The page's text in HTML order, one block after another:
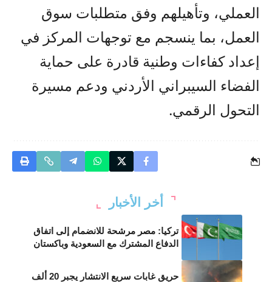
العملي، وتأهيلهم وفق متطلبات سوق
العمل، بما ينسجم مع توجهات المركز في
إعداد كفاءات وطنية قادرة على حماية
الفضاء السيبراني الأردني ودعم مسيرة
التحول الرقمي.
أخر الأخبار
تركيا: مصر مرشحة للانضمام إلى اتفاق
الدفاع المشترك مع السعودية وباكستان
حريق غابات سريع الانتشار يجبر 20 ألف